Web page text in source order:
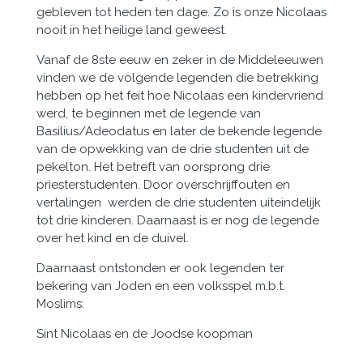
gebleven tot heden ten dage. Zo is onze Nicolaas
nooit in het heilige land geweest.
Vanaf de 8ste eeuw en zeker in de Middeleeuwen
vinden we de volgende legenden die betrekking
hebben op het feit hoe Nicolaas een kindervriend
werd, te beginnen met de legende van
Basilius/Adeodatus en later de bekende legende
van de opwekking van de drie studenten uit de
pekelton. Het betreft van oorsprong drie
priesterstudenten. Door overschrijffouten en
vertalingen werden de drie studenten uiteindelijk
tot drie kinderen. Daarnaast is er nog de legende
over het kind en de duivel.
Daarnaast ontstonden er ook legenden ter
bekering van Joden en een volksspel m.b.t.
Moslims:
Sint Nicolaas en de Joodse koopman